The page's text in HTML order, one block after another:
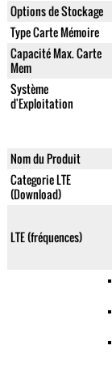
Options de Stockage
Type Carte Mémoire
Capacité Max. Carte
Mem
Système
d'Exploitation
Nom du Produit
Categorie LTE
(Download)
LTE (fréquences)